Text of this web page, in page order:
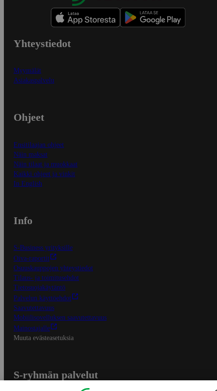
Yhteystiedot
Myymälät
Asiakaspalvelu
Ohjeet
Ensitilaajan ohjeet
Näin maksat
Näin tilaat ja muokkaat
Kaikki ohjeet ja vinkit
In English
Info
S-Business yrityksille
Oiva-raportit
Osuuskauppojen yhteystiedot
Tilaus- ja toimitusehdot
Tietosuojakäytäntö
Palvelun käyttöehdot
Saavutettavuus
Mobiilisovelluksen saavutettavuus
Mainostajalle
Muuta evästeasetuksia
S-ryhmän palvelut